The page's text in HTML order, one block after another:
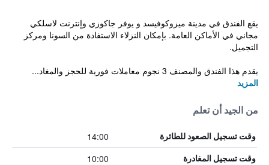
يقع الفندق في مدينة ميزوكوفيسد و يوفر جاكوزي وإنترنت لاسلكي
مجاني في الأماكن العامة. بإمكان النزلاء الاستفادة من السونا ومركز
التجميل.
يقدم هذا الفندق والمصنف 3 نجوم معاملات فورية للحجز والمغاد...
المزيد
من الجيد أن تعلم
وقت تسجيل الصعود للطائرة 14:00
وقت تسجيل المغادرة 10:00